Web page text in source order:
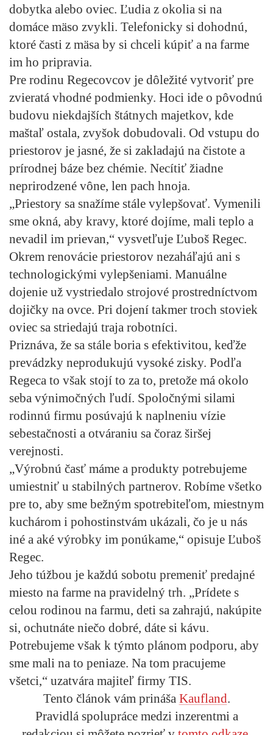
dobytka alebo oviec. Ľudia z okolia si na
domáce mäso zvykli. Telefonicky si dohodnú,
ktoré časti z mäsa by si chceli kúpiť a na farme
im ho pripravia.
Pre rodinu Regecovcov je dôležité vytvoriť pre
zvieratá vhodné podmienky. Hoci ide o pôvodnú
budovu niekdajších štátnych majetkov, kde
maštaľ ostala, zvyšok dobudovali. Od vstupu do
priestorov je jasné, že si zakladajú na čistote a
prírodnej báze bez chémie. Necítiť žiadne
neprirodzené vône, len pach hnoja.
„Priestory sa snažíme stále vylepšovať. Vymenili
sme okná, aby kravy, ktoré dojíme, mali teplo a
nevadil im prievan,“ vysvetľuje Ľuboš Regec.
Okrem renovácie priestorov nezaháľajú ani s
technologickými vylepšeniami. Manuálne
dojenie už vystriedalo strojové prostredníctvom
dojičky na ovce. Pri dojení takmer troch stoviek
oviec sa striedajú traja robotníci.
Priznáva, že sa stále boria s efektivitou, keďže
prevádzky neprodukujú vysoké zisky. Podľa
Regeca to však stojí to za to, pretože má okolo
seba výnimočných ľudí. Spoločnými silami
rodinnú firmu posúvajú k naplneniu vízie
sebestačnosti a otváraniu sa čoraz širšej
verejnosti.
„Výrobnú časť máme a produkty potrebujeme
umiestniť u stabilných partnerov. Robíme všetko
pre to, aby sme bežným spotrebiteľom, miestnym
kuchárom i pohostinstvám ukázali, čo je u nás
iné a aké výrobky im ponúkame,“ opisuje Ľuboš
Regec.
Jeho túžbou je každú sobotu premeniť predajné
miesto na farme na pravidelný trh. „Prídete s
celou rodinou na farmu, deti sa zahrajú, nakúpite
si, ochutnáte niečo dobré, dáte si kávu.
Potrebujeme však k týmto plánom podporu, aby
sme mali na to peniaze. Na tom pracujeme
všetci,“ uzatvára majiteľ firmy TIS.
Tento článok vám prináša Kaufland.
Pravidlá spolupráce medzi inzerentmi a